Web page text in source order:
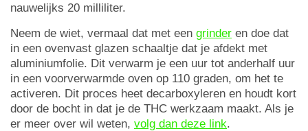
nauwelijks 20 milliliter.
Neem de wiet, vermaal dat met een grinder en doe dat
in een ovenvast glazen schaaltje dat je afdekt met
aluminiumfolie. Dit verwarm je een uur tot anderhalf uur
in een voorverwarmde oven op 110 graden, om het te
activeren. Dit proces heet decarboxyleren en houdt kort
door de bocht in dat je de THC werkzaam maakt. Als je
er meer over wil weten, volg dan deze link.